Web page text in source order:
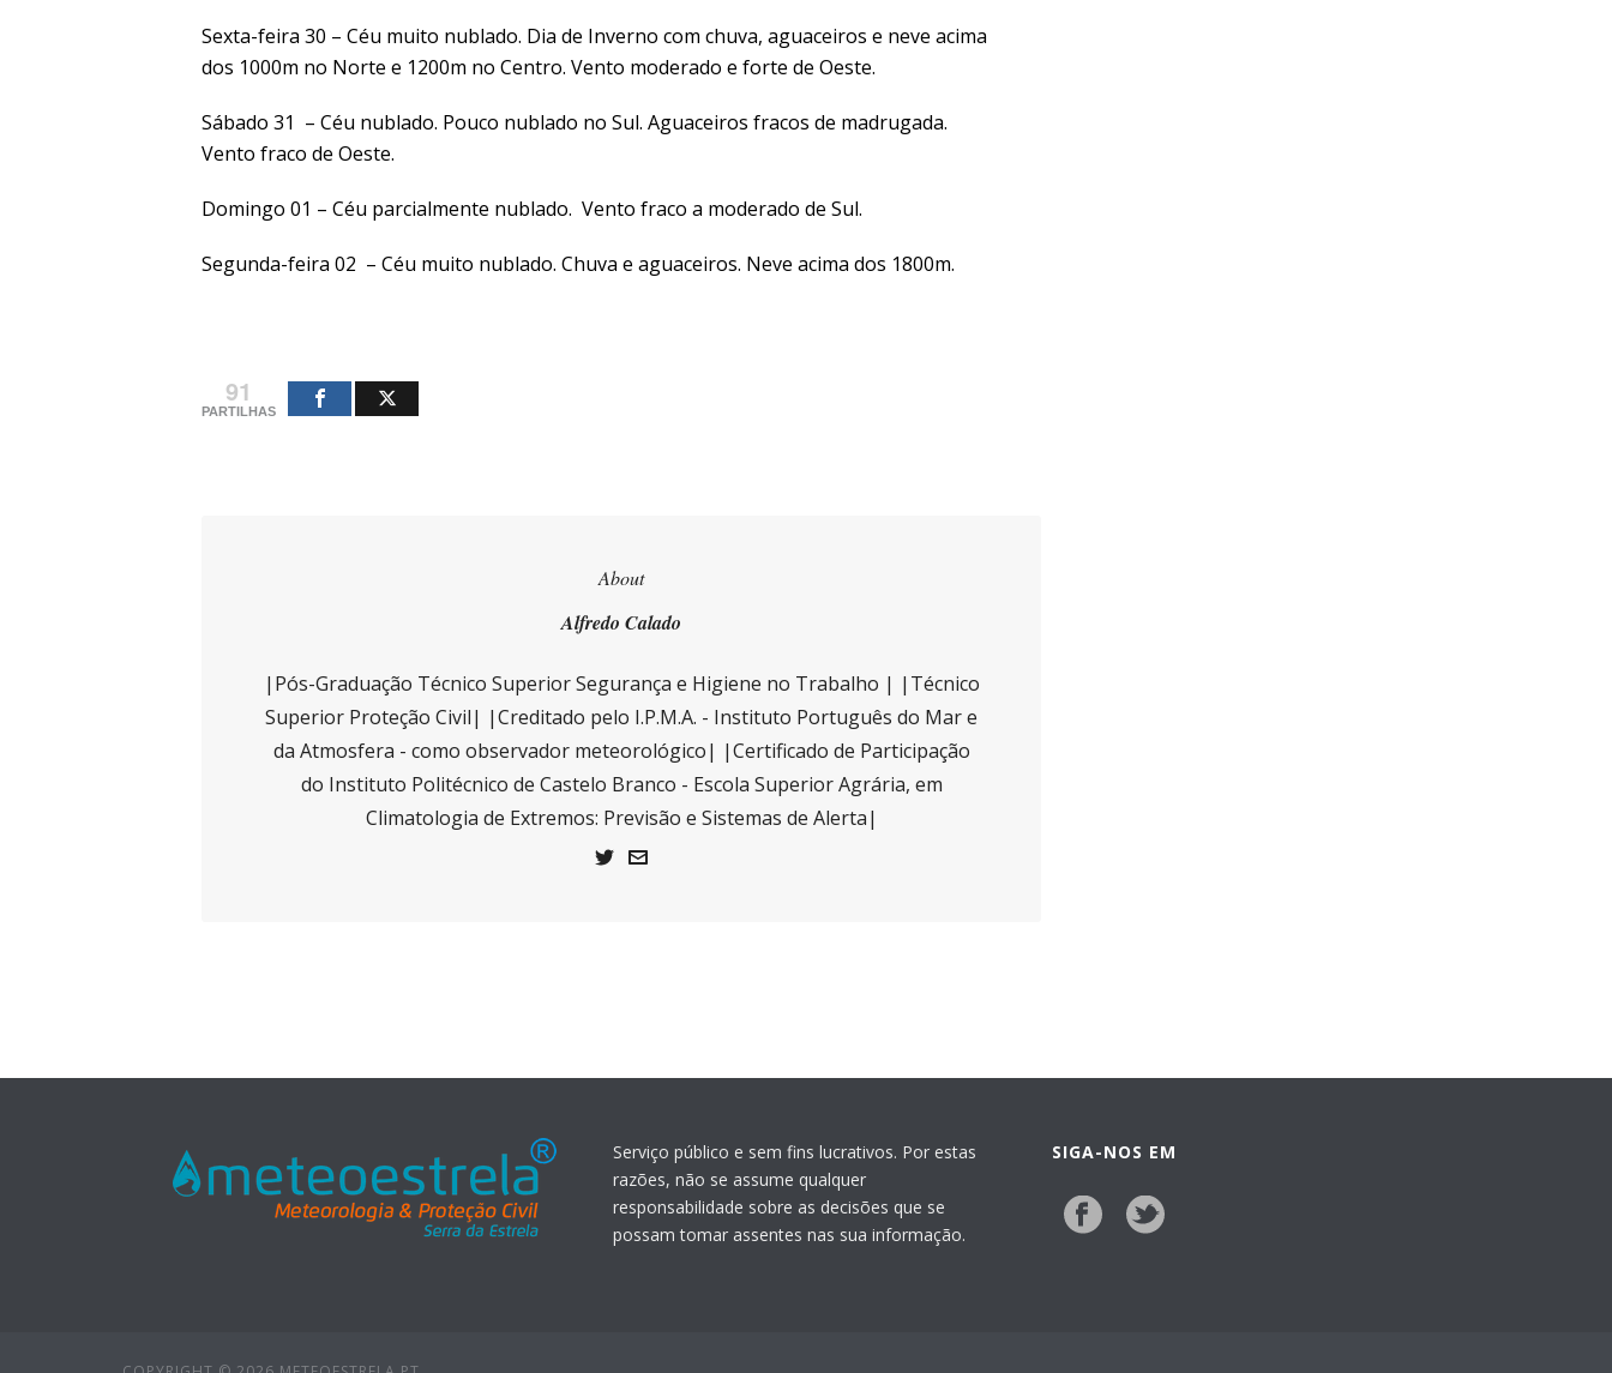
Sexta-feira 30 – Céu muito nublado. Dia de Inverno com chuva, aguaceiros e neve acima
dos 1000m no Norte e 1200m no Centro. Vento moderado e forte de Oeste.
Sábado 31 – Céu nublado. Pouco nublado no Sul. Aguaceiros fracos de madrugada.
Vento fraco de Oeste.
Domingo 01 – Céu parcialmente nublado. Vento fraco a moderado de Sul.
Segunda-feira 02 – Céu muito nublado. Chuva e aguaceiros. Neve acima dos 1800m.
91
PARTILHAS
About
Alfredo Calado
|Pós-Graduação Técnico Superior Segurança e Higiene no Trabalho | |Técnico
Superior Proteção Civil| |Creditado pelo I.P.M.A. - Instituto Português do Mar e
da Atmosfera - como observador meteorológico| |Certificado de Participação
do Instituto Politécnico de Castelo Branco - Escola Superior Agrária, em
Climatologia de Extremos: Previsão e Sistemas de Alerta|
Serviço público e sem fins lucrativos. Por estas
razões, não se assume qualquer
responsabilidade sobre as decisões que se
possam tomar assentes nas sua informação.
SIGA-NOS EM